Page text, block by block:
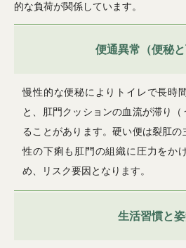
的な負荷が関係しています。
便通異常（便秘と
慢性的な便秘によりトイレで長時
と、肛門クッションの血流が滞り
ることがあります。硬い便は裂肛
性の下痢も肛門の組織に圧力をか
め、リスク要因となります。
生活習慣と